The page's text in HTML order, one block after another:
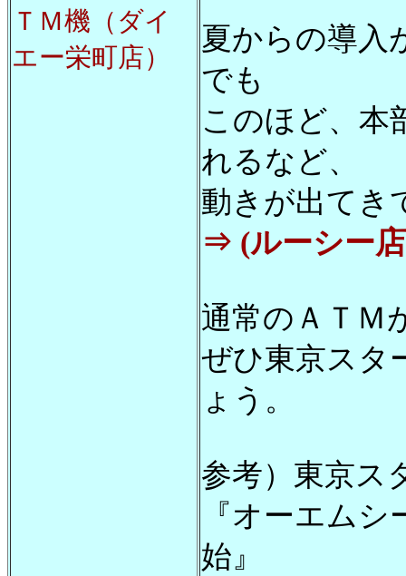
ＴＭ機（ダイ
エー栄町店）
夏からの導入
でも
このほど、本
れるなど、
動きが出てき
⇒ (ルーシー
通常のＡＴＭ
ぜひ東京スタ
ょう。
参考）東京
『オーエム
始』